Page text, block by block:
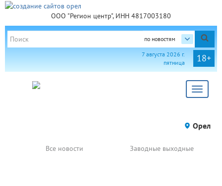
ООО "Регион центр", ИНН 4817003180
по новостям
18+
7 августа 2026 г.
пятница
Toggle
Орел
Все новости Заводные выходные